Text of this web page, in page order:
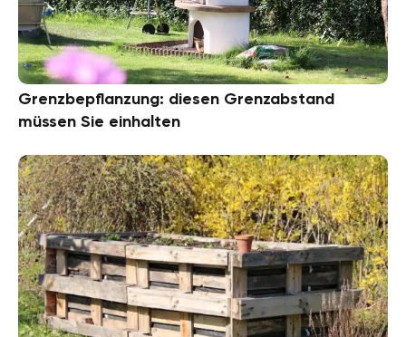
Grenzbepflanzung: diesen Grenzabstand
müssen Sie einhalten